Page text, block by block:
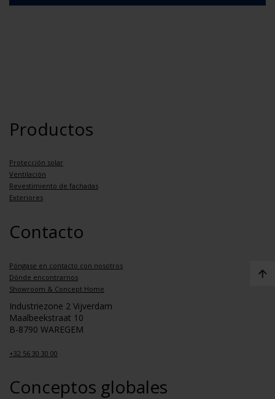
Productos
Protección solar
Ventilación
Revestimiento de fachadas
Exteriores
Contacto
Póngase en contacto con nosotros
Dónde encontrarnos
Showroom & Concept Home
Industriezone 2 Vijverdam
Maalbeekstraat 10
B-8790 WAREGEM
+32 56 30 30 00
Conceptos globales